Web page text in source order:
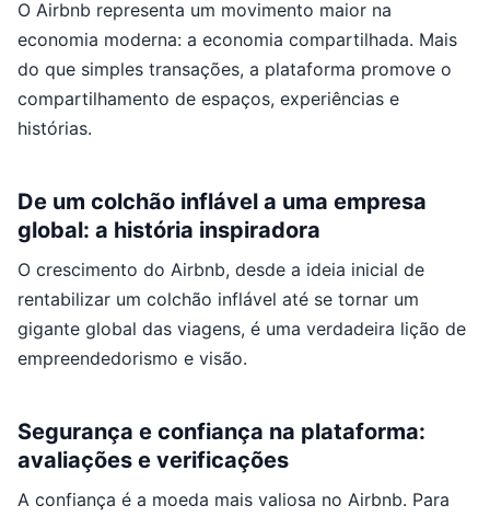
O Airbnb representa um movimento maior na
economia moderna: a economia compartilhada. Mais
do que simples transações, a plataforma promove o
compartilhamento de espaços, experiências e
histórias.
De um colchão inflável a uma empresa
global: a história inspiradora
O crescimento do Airbnb, desde a ideia inicial de
rentabilizar um colchão inflável até se tornar um
gigante global das viagens, é uma verdadeira lição de
empreendedorismo e visão.
Segurança e confiança na plataforma:
avaliações e verificações
A confiança é a moeda mais valiosa no Airbnb. Para